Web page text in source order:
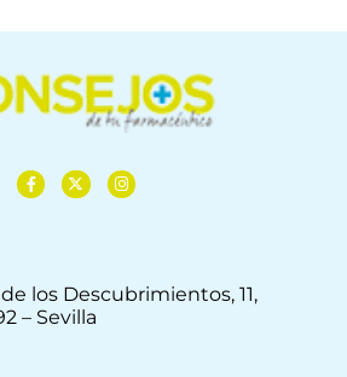
los Descubrimientos, 11,
– Sevilla